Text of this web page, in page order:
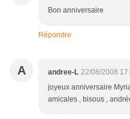
Bon anniversaire
Répondre
A andree-L 22/08/2008
joyeux anniversaire
amicales , bisous ,